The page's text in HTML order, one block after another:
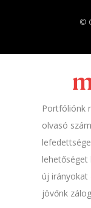
©
Portfóliónk
olvasó
lehetőséget
új irányokat
jövőnk